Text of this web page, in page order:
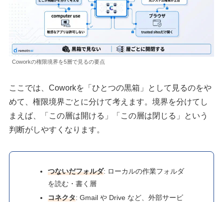
Coworkの権限境界を5層で見るの要点
ここでは、Coworkを「ひとつの黒箱」として見るのをや
めて、権限境界ごとに分けて考えます。境界を分けてし
まえば、「この層は開ける」「この層は閉じる」という
判断がしやすくなります。
つないだフォルダ: ローカルの作業フォルダ
を読む・書く層
コネクタ: Gmail や Drive など、外部サービ